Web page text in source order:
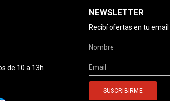
de 10 a 13h
NEWSLETTER
Recibí ofertas en tu email